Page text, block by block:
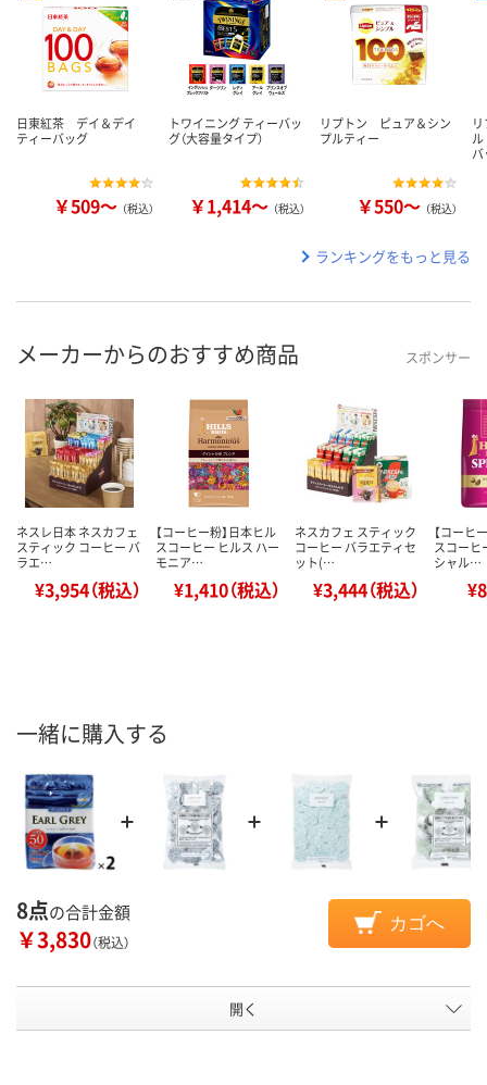
日東紅茶 デイ＆デイ
ティーバッグ
￥509～ （税込）
トワイニング ティーバッ
グ（大容量タイプ）
￥1,414～ （税込）
リプトン ピュア＆シン
プルティー
￥550～ （税込）
ランキングをもっと見る
メーカーからのおすすめ商品 スポンサー
ネスレ日本 ネスカフェ
スティック コーヒー バ
ラエ…
¥3,954（税込）
【コーヒー粉】日本ヒル
スコーヒー ヒルス ハー
モニア…
¥1,410（税込）
ネスカフェ スティック
コーヒー バラエティセ
ット(…
¥3,444（税込）
【コーヒ
スコーヒ
シャル…
一緒に購入する
8点の合計金額
￥3,830（税込）
カゴへ
開く